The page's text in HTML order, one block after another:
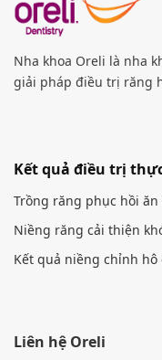
Nha khoa Oreli là nha
giải pháp điều trị răng
Kết quả điều trị
Trồng răng phục hồi ăn
Niềng răng cải thiện
Kết quả niềng chỉnh
Liên hệ Oreli